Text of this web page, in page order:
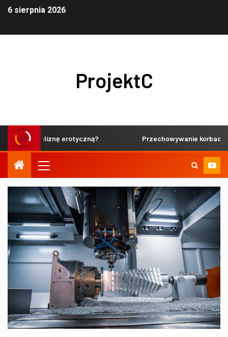
6 sierpnia 2026
ProjektC
bieliznę erotyczną? Przechowywanie korbaczy